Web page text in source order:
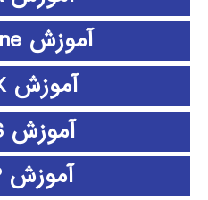
آموزش clementine
آموزش CPLEX
آموزش EDIUS
آموزش EMTP